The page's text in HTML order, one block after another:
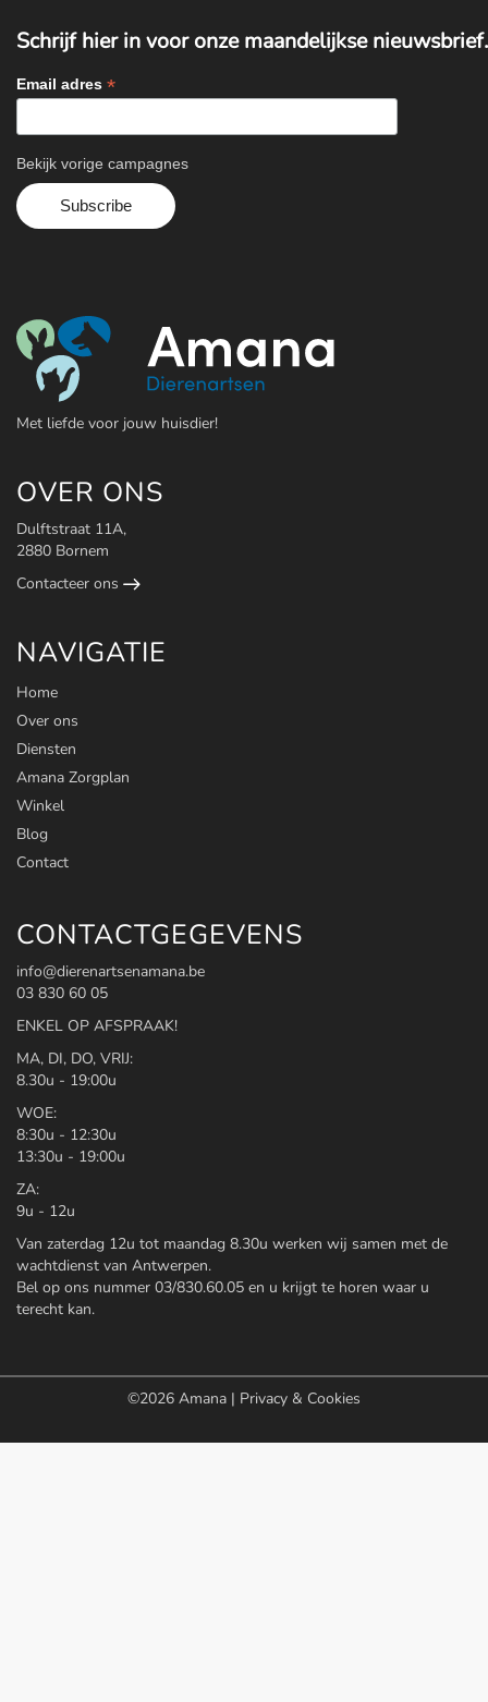
Schrijf hier in voor onze maandelijkse nieuwsbrief.
Email adres *
Bekijk vorige campagnes
Met liefde voor jouw huisdier!
OVER ONS
Dulftstraat 11A,
2880 Bornem
Contacteer ons
NAVIGATIE
Home
Over ons
Diensten
Amana Zorgplan
Winkel
Blog
Contact
CONTACTGEGEVENS
info@dierenartsenamana.be
03 830 60 05
ENKEL OP AFSPRAAK!
MA, DI, DO, VRIJ:
8.30u - 19:00u
WOE:
8:30u - 12:30u
13:30u - 19:00u
ZA:
9u - 12u
Van zaterdag 12u tot maandag 8.30u werken wij samen met de
wachtdienst van Antwerpen.
Bel op ons nummer 03/830.60.05 en u krijgt te horen waar u
terecht kan.
©2026 Amana | Privacy & Cookies